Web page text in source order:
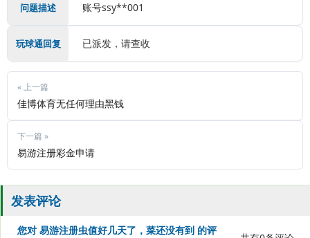
问题描述 账号ssy**001
玩球通回复 已派发，请查收
« 上一篇
佳博体育无任何理由黑钱
下一篇 »
易游注册彩金申请
发表评论
您对 易游注册虫值好几天了，菜还没有到 的评